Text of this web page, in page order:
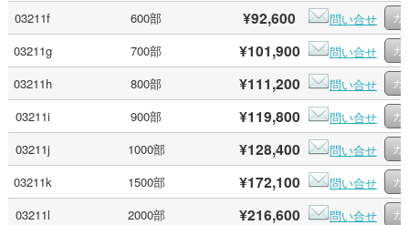
03211f
600部 ¥92,600
問い合せ
03211g
700部 ¥101,900
問い合せ
03211h
800部 ¥111,200
問い合せ
03211i
900部 ¥119,800
問い合せ
03211j
1000部 ¥128,400
問い合せ
03211k
1500部 ¥172,100
問い合せ
03211l
2000部 ¥216,600
問い合せ